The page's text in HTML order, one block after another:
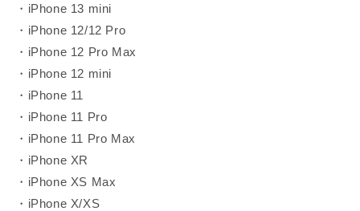
・iPhone 13 mini
・iPhone 12/12 Pro
・iPhone 12 Pro Max
・iPhone 12 mini
・iPhone 11
・iPhone 11 Pro
・iPhone 11 Pro Max
・iPhone XR
・iPhone XS Max
・iPhone X/XS